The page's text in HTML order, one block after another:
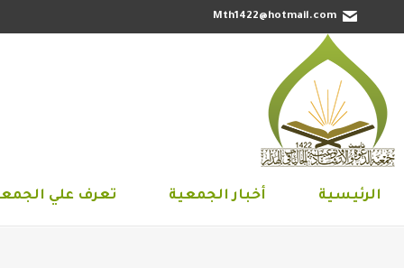
Mth1422@hotmail.com
الرئيسية أخبار الجمعية تعرف علي
الرئيسية أخبار الجمعية تعرف علي